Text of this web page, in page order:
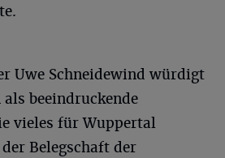
Uwe Schneidewind würdigt
als beeindruckende
vieles für Wuppertal
Belegschaft der